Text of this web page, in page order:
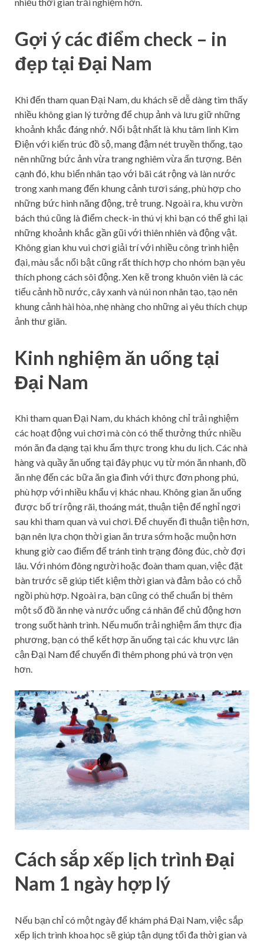
Gợi ý các điểm check – in
đẹp tại Đại Nam
Khi đến tham quan Đại Nam, du khách sẽ dễ dàng tìm thấy
nhiều không gian lý tưởng để chụp ảnh và lưu giữ những
khoảnh khắc đáng nhớ. Nổi bật nhất là khu tâm linh Kim
Điện với kiến trúc đồ sộ, mang đậm nét truyền thống, tạo
nên những bức ảnh vừa trang nghiêm vừa ấn tượng. Bên
cạnh đó, khu biển nhân tạo với bãi cát rộng và làn nước
trong xanh mang đến khung cảnh tươi sáng, phù hợp cho
những bức hình năng động, trẻ trung. Ngoài ra, khu vườn
bách thú cũng là điểm check-in thú vị khi bạn có thể ghi lại
những khoảnh khắc gần gũi với thiên nhiên và động vật.
Không gian khu vui chơi giải trí với nhiều công trình hiện
đại, màu sắc nổi bật cũng rất thích hợp cho nhóm bạn yêu
thích phong cách sôi động. Xen kẽ trong khuôn viên là các
tiểu cảnh hồ nước, cây xanh và núi non nhân tạo, tạo nên
khung cảnh hài hòa, nhẹ nhàng cho những ai yêu thích chụp
ảnh thư giãn.
Kinh nghiệm ăn uống tại
Đại Nam
Khi tham quan Đại Nam, du khách không chỉ trải nghiệm
các hoạt động vui chơi mà còn có thể thưởng thức nhiều
món ăn đa dạng tại khu ẩm thực trong khu du lịch. Các nhà
hàng và quầy ăn uống tại đây phục vụ từ món ăn nhanh, đồ
ăn nhẹ đến các bữa ăn gia đình với thực đơn phong phú,
phù hợp với nhiều khẩu vị khác nhau. Không gian ăn uống
được bố trí rộng rãi, thoáng mát, thuận tiện để nghỉ ngơi
sau khi tham quan và vui chơi. Để chuyến đi thuận tiện hơn,
bạn nên lựa chọn thời gian ăn trưa sớm hoặc muộn hơn
khung giờ cao điểm để tránh tình trạng đông đúc, chờ đợi
lâu. Với nhóm đông người hoặc đoàn tham quan, việc đặt
bàn trước sẽ giúp tiết kiệm thời gian và đảm bảo có chỗ
ngồi phù hợp. Ngoài ra, bạn cũng có thể chuẩn bị thêm
một số đồ ăn nhẹ và nước uống cá nhân để chủ động hơn
trong suốt hành trình. Nếu muốn trải nghiệm ẩm thực địa
phương, bạn có thể kết hợp ăn uống tại các khu vực lân
cận Đại Nam để chuyến đi thêm phong phú và trọn vẹn
hơn.
Cách sắp xếp lịch trình Đại
Nam 1 ngày hợp lý
Nếu bạn chỉ có một ngày để khám phá Đại Nam, việc sắp
xếp lịch trình khoa học sẽ giúp tận dụng tối đa thời gian và